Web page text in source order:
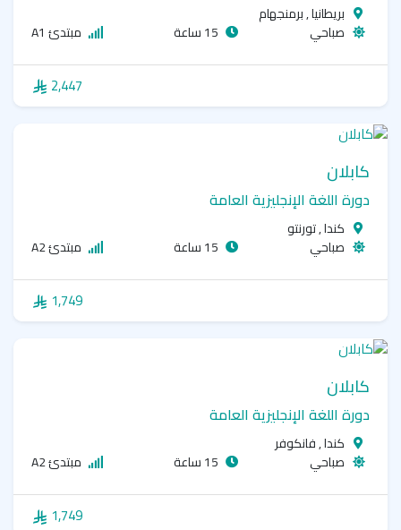
بريطانيا , برمنجهام
صباحي
مبتدئ A1
2,447
كابلان
دورة اللغة الإنجليزية العامة
كندا , تورنتو
صباحي
مبتدئ A2
1,749
كابلان
دورة اللغة الإنجليزية العامة
كندا , فانكوفر
صباحي
مبتدئ A2
1,749